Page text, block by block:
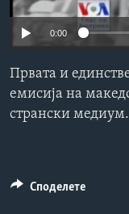
ИНТЕРВЈУА
Јазици
0:00
Првата и
емисија на
странски
Споделете